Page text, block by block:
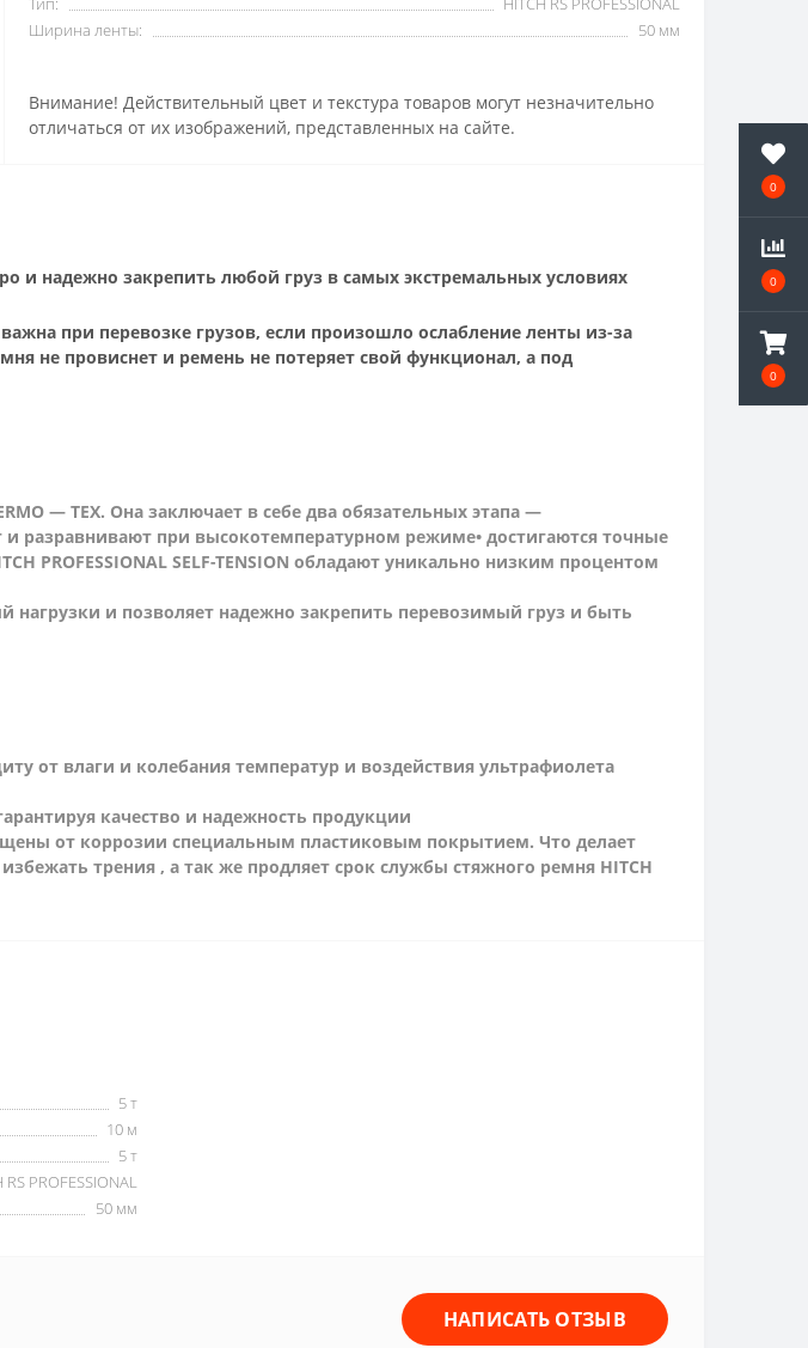
0
0
0
Ширина ленты:
50 мм
Внимание! Действительный цвет и текстура товаров могут незначительно
отличаться от их изображений, представленных на сайте.
и надежно закрепить любой груз в самых экстремальных условиях
при перевозке грузов, если произошло ослабление ленты из-за
не провиснет и ремень не потеряет свой функционал, а под
— TEX. Она заключает в себе два обязательных этапа —
разравнивают при высокотемпературном режиме• достигаются точные
PROFESSIONAL SELF-TENSION обладают уникально низким процентом
и позволяет надежно закрепить перевозимый груз и быть
от влаги и колебания температур и воздействия ультрафиолета
качество и надежность продукции
от коррозии специальным пластиковым покрытием. Что делает
трения , а так же продляет срок службы стяжного ремня HITCH
5 т
10 м
5 т
RS PROFESSIONAL
50 мм
НАПИСАТЬ ОТЗЫВ